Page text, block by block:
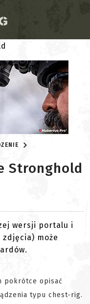
Stronghold
wersji portalu i
może
pokrótce opisać
typu chest-rig.